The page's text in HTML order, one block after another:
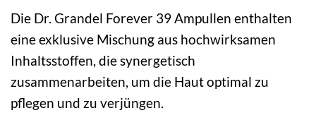
Die Dr. Grandel Forever 39 Ampullen enthalten
eine exklusive Mischung aus hochwirksamen
Inhaltsstoffen, die synergetisch
zusammenarbeiten, um die Haut optimal zu
pflegen und zu verjüngen.